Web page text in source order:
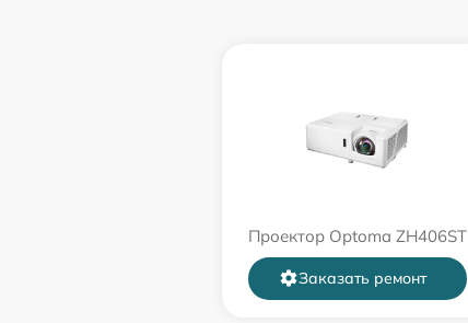
Проектор Optoma ZH406ST
Заказать ремонт